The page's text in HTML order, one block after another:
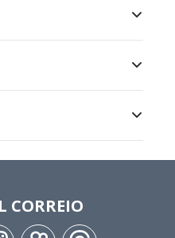
CORREIO